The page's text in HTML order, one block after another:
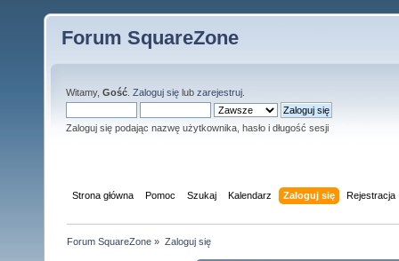
Forum SquareZone
Witamy, Gość Zaloguj się lub zarejestruj
Zaloguj się podając nazwę użytkownika, hasło i długość sesji
Strona główna Pomoc Szukaj Kalendarz Zaloguj się Rejestracja
Forum SquareZone » Zaloguj się